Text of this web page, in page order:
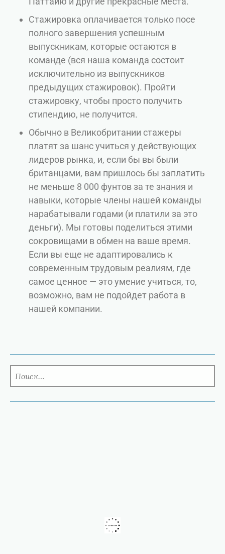
Стажировка оплачивается только посе
полного завершения успешным
выпускникам, которые остаются в
команде (вся наша команда состоит
исключительно из выпускников
предыдущих стажировок). Пройти
стажировку, чтобы просто получить
стипендию, не получится.
Обычно в Великобритании стажеры
платят за шанс учиться у действующих
лидеров рынка, и, если бы вы были
британцами, вам пришлось бы заплатить
не меньше 8 000 фунтов за те знания и
навыки, которые члены нашей команды
нарабатывали годами (и платили за это
деньги). Мы готовы поделиться этими
сокровищами в обмен на ваше время.
Если вы еще не адаптировались к
современным трудовым реалиям, где
самое ценное — это умение учиться, то,
возможно, вам не подойдет работа в
нашей компании.